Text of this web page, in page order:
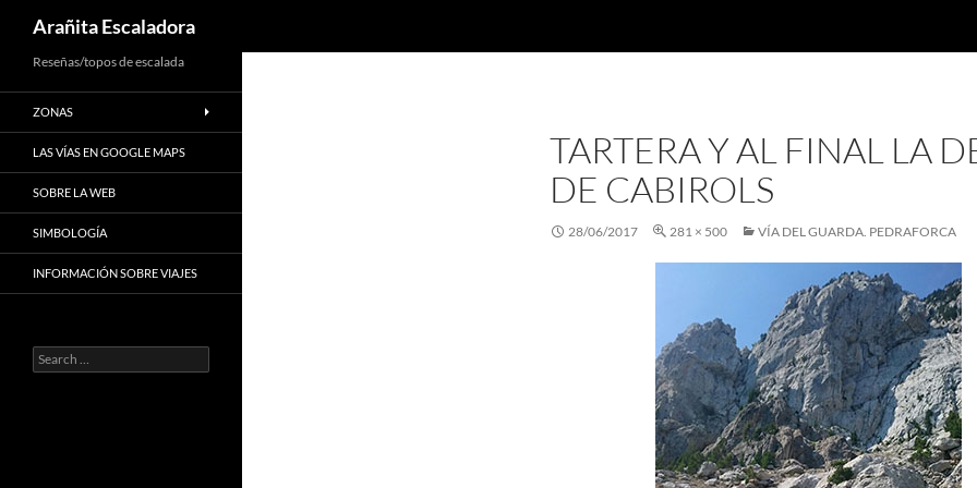
to
content
Arañita Escaladora
TARTERA Y AL FINAL LA
DE CABIROLS
28/06/2017 281 × 500 VÍA DEL GUARDA. PEDRAFORCA
Reseñas/topos de escalada
ZONAS
LAS VÍAS EN GOOGLE MAPS
SOBRE LA WEB
SIMBOLOGÍA
INFORMACIÓN SOBRE VIAJES
Search
for: